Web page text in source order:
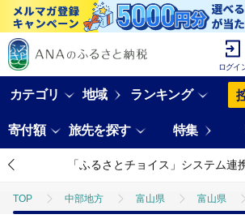
ログイ
カテゴリ 地域 ランキング
寄付額 旅先を探す 特集
「ふるさとチョイス」システム連
TOP 中部地方 富山県 富山県